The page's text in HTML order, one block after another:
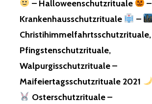
– Halloweenschutzrituale
–
Krankenhausschutzrituale
–
Christihimmelfahrtsschutzrituale,
Pfingstenschutzrituale,
Walpurgisschutzrituale –
Maifeiertagsschutzrituale 2021
Osterschutzrituale –